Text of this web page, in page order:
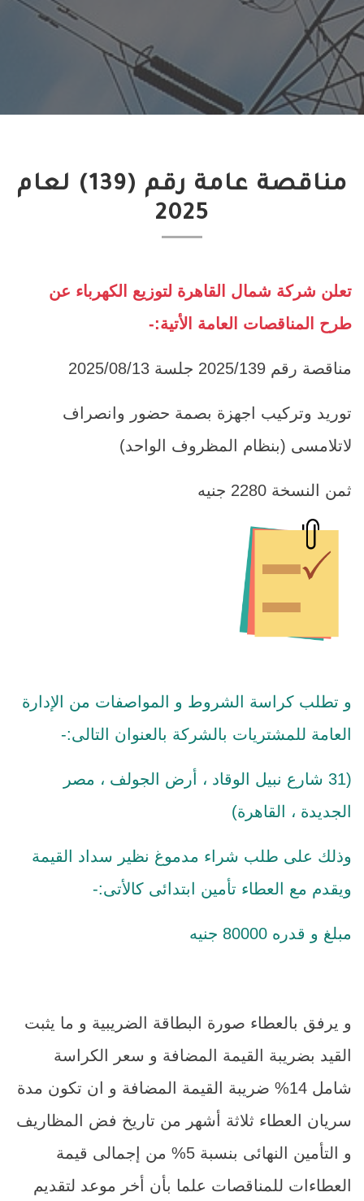
مناقصة عامة رقم (139) لعام
2025
تعلن شركة شمال القاهرة لتوزيع الكهرباء عن
طرح المناقصات العامة الأتية:-
مناقصة رقم 2025/139 جلسة 2025/08/13
توريد وتركيب اجهزة بصمة حضور وانصراف
لاتلامسى (بنظام المظروف الواحد)
ثمن النسخة 2280 جنيه
و تطلب كراسة الشروط و المواصفات من الإدارة
العامة للمشتريات بالشركة بالعنوان التالى:-
(31 شارع نبيل الوقاد ، أرض الجولف ، مصر
الجديدة ، القاهرة)
وذلك على طلب شراء مدموغ نظير سداد القيمة
ويقدم مع العطاء تأمين ابتدائى كالأتى:-
مبلغ و قدره 80000 جنيه
و يرفق بالعطاء صورة البطاقة الضريبية و ما يثبت
القيد بضريبة القيمة المضافة و سعر الكراسة
شامل 14% ضريبة القيمة المضافة و ان تكون مدة
سريان العطاء ثلاثة أشهر من تاريخ فض المظاريف
و التأمين النهائى بنسبة 5% من إجمالى قيمة
العطاءات للمناقصات علما بأن أخر موعد لتقديم